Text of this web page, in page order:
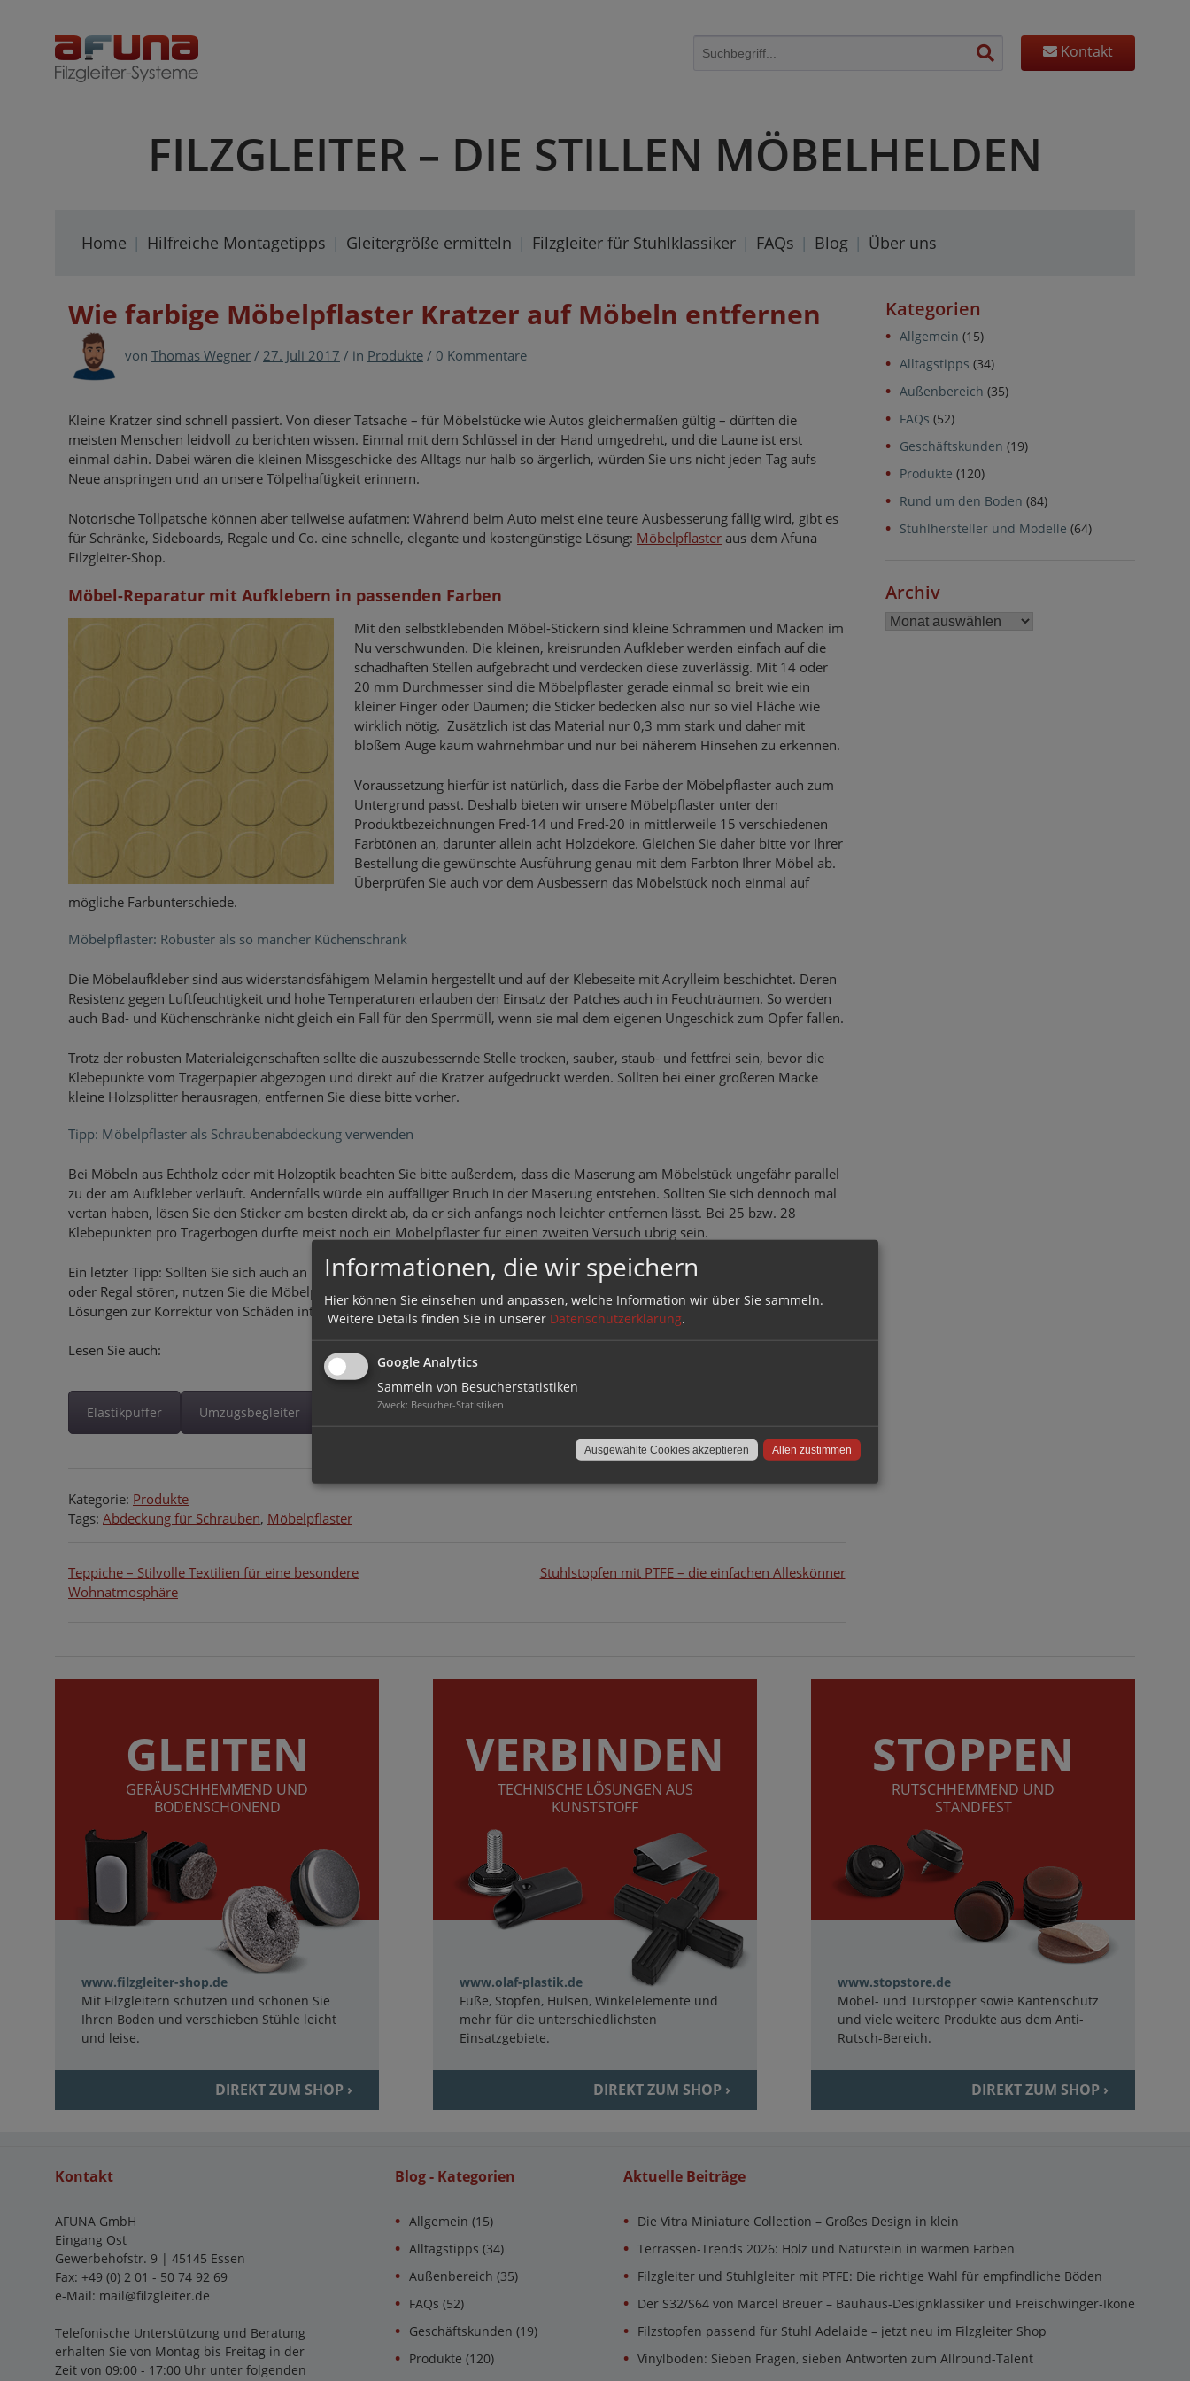
Kontakt
FILZGLEITER – DIE STILLEN MÖBELHELDEN
Home Hilfreiche Montagetipps Gleitergröße ermitteln Filzgleiter für Stuhlklassiker FAQs Blog Über uns
Wie farbige Möbelpflaster Kratzer auf Möbeln entfernen
von Thomas Wegner / 27. Juli 2017 / in Produkte / 0 Kommentare
Kleine Kratzer sind schnell passiert. Von dieser Tatsache – für Möbelstücke wie Autos gleichermaßen gültig – dürften die
meisten Menschen leidvoll zu berichten wissen. Einmal mit dem Schlüssel in der Hand umgedreht, und die Laune ist erst
einmal dahin. Dabei wären die kleinen Missgeschicke des Alltags nur halb so ärgerlich, würden Sie uns nicht jeden Tag aufs
Neue anspringen und an unsere Tölpelhaftigkeit erinnern.
Notorische Tollpatsche können aber teilweise aufatmen: Während beim Auto meist eine teure Ausbesserung fällig wird, gibt es
für Schränke, Sideboards, Regale und Co. eine schnelle, elegante und kostengünstige Lösung: Möbelpflaster aus dem Afuna
Filzgleiter-Shop.
Möbel-Reparatur mit Aufklebern in passenden Farben
Mit den selbstklebenden Möbel-Stickern sind kleine Schrammen und Macken im
Nu verschwunden. Die kleinen, kreisrunden Aufkleber werden einfach auf die
schadhaften Stellen aufgebracht und verdecken diese zuverlässig. Mit 14 oder
20 mm Durchmesser sind die Möbelpflaster gerade einmal so breit wie ein
kleiner Finger oder Daumen; die Sticker bedecken also nur so viel Fläche wie
wirklich nötig. Zusätzlich ist das Material nur 0,3 mm stark und daher mit
bloßem Auge kaum wahrnehmbar und nur bei näherem Hinsehen zu erkennen.
Voraussetzung hierfür ist natürlich, dass die Farbe der Möbelpflaster auch zum
Untergrund passt. Deshalb bieten wir unsere Möbelpflaster unter den
Produktbezeichnungen Fred-14 und Fred-20 in mittlerweile 15 verschiedenen
Farbtönen an, darunter allein acht Holzdekore. Gleichen Sie daher bitte vor Ihrer
Bestellung die gewünschte Ausführung genau mit dem Farbton Ihrer Möbel ab.
Überprüfen Sie auch vor dem Ausbessern das Möbelstück noch einmal auf
mögliche Farbunterschiede.
Möbelpflaster: Robuster als so mancher Küchenschrank
Die Möbelaufkleber sind aus widerstandsfähigem Melamin hergestellt und auf der Klebeseite mit Acrylleim beschichtet. Deren
Resistenz gegen Luftfeuchtigkeit und hohe Temperaturen erlauben den Einsatz der Patches auch in Feuchträumen. So werden
auch Bad- und Küchenschränke nicht gleich ein Fall für den Sperrmüll, wenn sie mal dem eigenen Ungeschick zum Opfer fallen.
Trotz der robusten Materialeigenschaften sollte die auszubessernde Stelle trocken, sauber, staub- und fettfrei sein, bevor die
Klebepunkte vom Trägerpapier abgezogen und direkt auf die Kratzer aufgedrückt werden. Sollten bei einer größeren Macke
kleine Holzsplitter herausragen, entfernen Sie diese bitte vorher.
Tipp: Möbelpflaster als Schraubenabdeckung verwenden
Bei Möbeln aus Echtholz oder mit Holzoptik beachten Sie bitte außerdem, dass die Maserung am Möbelstück ungefähr parallel
zu der am Aufkleber verläuft. Andernfalls würde ein auffälliger Bruch in der Maserung entstehen. Sollten Sie sich dennoch mal
vertan haben, lösen Sie den Sticker am besten direkt ab, da er sich anfangs noch leichter entfernen lässt. Bei 25 bzw. 28
Klebepunkten pro Trägerbogen dürfte meist noch ein Möbelpflaster für einen zweiten Versuch übrig sein.
Ein letzter Tipp: Sollten Sie sich auch an herausschauenden Schraubenköpfen oder ungenutzten Bohrlöchern an Ihrem Schrank
oder Regal stören, nutzen Sie die Möbelpflaster doch auch hierfür als Abdeckung. Und wenn Sie außerdem an weiteren
Lösungen zur Korrektur von Schäden interessiert sind, könnten vielleicht auch unsere Retuschierstifte etwas für Sie sein.
Lesen Sie auch:
Elastikpuffer Umzugsbegleiter
Kategorie: Produkte
Tags: Abdeckung für Schrauben, Möbelpflaster
Beitragsnavigation
Teppiche – Stilvolle Textilien für eine besondere
Wohnatmosphäre
Stuhlstopfen mit PTFE – die einfachen Alleskönner
Kategorien
Allgemein (15)
Alltagstipps (34)
Außenbereich (35)
FAQs (52)
Geschäftskunden (19)
Produkte (120)
Rund um den Boden (84)
Stuhlhersteller und Modelle (64)
Archiv
Archiv
GLEITEN
GERÄUSCHHEMMEND UND
BODENSCHONEND
www.filzgleiter-shop.de
Mit Filzgleitern schützen und schonen Sie
Ihren Boden und verschieben Stühle leicht
und leise.
DIREKT ZUM SHOP ›
VERBINDEN
TECHNISCHE LÖSUNGEN AUS
KUNSTSTOFF
www.olaf-plastik.de
Füße, Stopfen, Hülsen, Winkelelemente und
mehr für die unterschiedlichsten
Einsatzgebiete.
DIREKT ZUM SHOP ›
STOPPEN
RUTSCHHEMMEND UND
STANDFEST
www.stopstore.de
Möbel- und Türstopper sowie Kantenschutz
und viele weitere Produkte aus dem Anti-
Rutsch-Bereich.
DIREKT ZUM SHOP ›
Kontakt
AFUNA GmbH
Eingang Ost
Gewerbehofstr. 9 | 45145 Essen
Fax: +49 (0) 2 01 - 50 74 92 69
e-Mail: mail@filzgleiter.de
Telefonische Unterstützung und Beratung
erhalten Sie von Montag bis Freitag in der
Zeit von 09:00 - 17:00 Uhr unter folgenden
Blog - Kategorien
Allgemein (15)
Alltagstipps (34)
Außenbereich (35)
FAQs (52)
Geschäftskunden (19)
Produkte (120)
Aktuelle Beiträge
Die Vitra Miniature Collection – Großes Design in klein
Terrassen-Trends 2026: Holz und Naturstein in warmen Farben
Filzgleiter und Stuhlgleiter mit PTFE: Die richtige Wahl für empfindliche Böden
Der S32/S64 von Marcel Breuer – Bauhaus-Designklassiker und Freischwinger-Ikone
Filzstopfen passend für Stuhl Adelaide – jetzt neu im Filzgleiter Shop
Vinylboden: Sieben Fragen, sieben Antworten zum Allround-Talent
Informationen, die wir speichern
Hier können Sie einsehen und anpassen, welche Information wir über Sie sammeln.
Weitere Details finden Sie in unserer Datenschutzerklärung.
Google Analytics
Sammeln von Besucherstatistiken
Zweck: Besucher-Statistiken
Allen zustimmen
Ausgewählte Cookies akzeptieren